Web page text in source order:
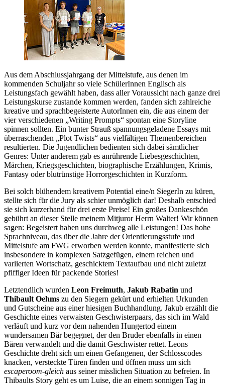
Aus dem Abschlussjahrgang der Mittelstufe, aus denen im
kommenden Schuljahr so viele SchülerInnen Englisch als
Leistungsfach gewählt haben, dass aller Voraussicht nach ganze drei
Leistungskurse zustande kommen werden, fanden sich zahlreiche
kreative und sprachbegeisterte AutorInnen ein, die aus einem der
vier verschiedenen „Writing Prompts“ spontan eine Storyline
spinnen sollten. Ein bunter Strauß spannungsgeladene Essays mit
überraschenden „Plot Twists“ aus vielfältigen Themenbereichen
resultierten. Die Jugendlichen bedienten sich dabei sämtlicher
Genres: Unter anderem gab es anrührende Liebesgeschichten,
Märchen, Kriegsgeschichten, biographische Erzählungen, Krimis,
Fantasy oder blutrünstige Horrorgeschichten in Kurzform.
Bei solch blühendem kreativem Potential eine/n SiegerIn zu küren,
stellte sich für die Jury als schier unmöglich dar! Deshalb entschied
sie sich kurzerhand für drei erste Preise! Ein großes Dankeschön
gebührt an dieser Stelle meinem Mitjuror Herrn Walter! Wir können
sagen: Begeistert haben uns durchweg alle Leistungen! Das hohe
Sprachniveau, das über die Jahre der Orientierungsstufe und
Mittelstufe am FWG erworben werden konnte, manifestierte sich
insbesondere in komplexen Satzgefügen, einem reichen und
variierten Wortschatz, geschicktem Textaufbau und nicht zuletzt
pfiffiger Ideen für packende Stories!
Letztendlich wurden Leon Freimuth, Jakub Rabatin und
Thibault Oehms zu den Siegern gekürt und erhielten Urkunden
und Gutscheine aus einer hiesigen Buchhandlung. Jakub erzählt die
Geschichte eines verwaisten Geschwisterpaars, das sich im Wald
verläuft und kurz vor dem nahenden Hungertod einem
wundersamen Bär begegnet, der den Bruder ebenfalls in einen
Bären verwandelt und die damit Geschwister rettet. Leons
Geschichte dreht sich um einen Gefangenen, der Schlosscodes
knacken, versteckte Türen finden und öffnen muss um sich
escaperoom-gleich aus seiner misslichen Situation zu befreien. In
Thibaults Story geht es um Luise, die an einem sonnigen Tag in